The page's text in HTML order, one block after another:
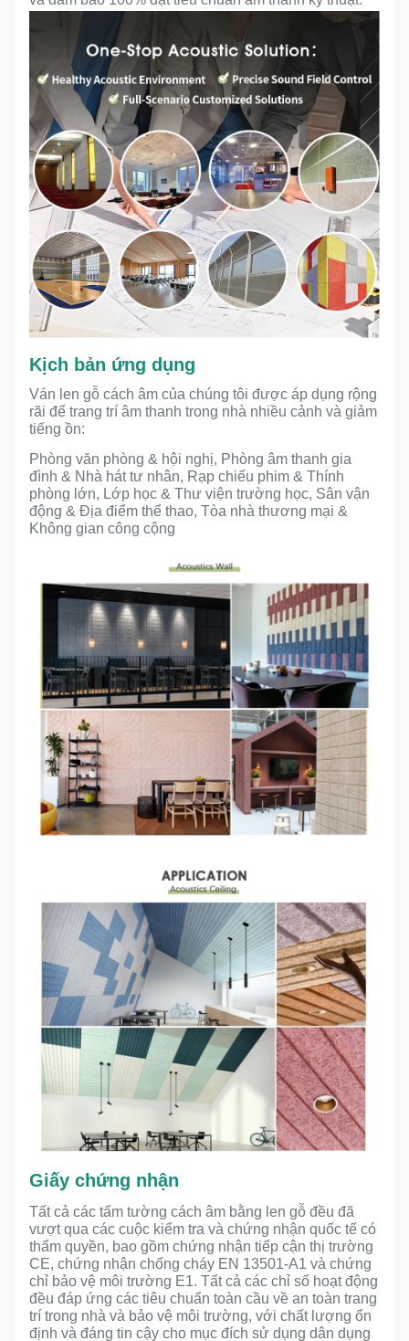
Kịch bản ứng dụng
Ván len gỗ cách âm của chúng tôi được áp dụng rộng
rãi để trang trí âm thanh trong nhà nhiều cảnh và giảm
tiếng ồn:
Phòng văn phòng & hội nghị, Phòng âm thanh gia
đình & Nhà hát tư nhân, Rạp chiếu phim & Thính
phòng lớn, Lớp học & Thư viện trường học, Sân vận
động & Địa điểm thể thao, Tòa nhà thương mại &
Không gian công cộng
Giấy chứng nhận
Tất cả các tấm tường cách âm bằng len gỗ đều đã
vượt qua các cuộc kiểm tra và chứng nhận quốc tế có
thẩm quyền, bao gồm chứng nhận tiếp cận thị trường
CE, chứng nhận chống cháy EN 13501-A1 và chứng
chỉ bảo vệ môi trường E1. Tất cả các chỉ số hoạt động
đều đáp ứng các tiêu chuẩn toàn cầu về an toàn trang
trí trong nhà và bảo vệ môi trường, với chất lượng ổn
định và đáng tin cậy cho mục đích sử dụng dân dụng